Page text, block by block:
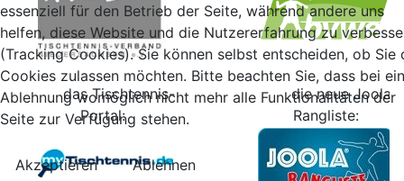
das Tischtennis-
Portal:
die neue Joola
Rangliste:
essenziell für den Betrieb der Seite, während andere uns
helfen, diese Website und die Nutzererfahrung zu
(Tracking Cookies). Sie können selbst entscheiden, ob Sie
Cookies zulassen möchten. Bitte beachten Sie, dass bei
Ablehnung womöglich nicht mehr alle Funktionalitäten der
Seite zur Verfügung stehen.
Akzeptieren Ablehnen